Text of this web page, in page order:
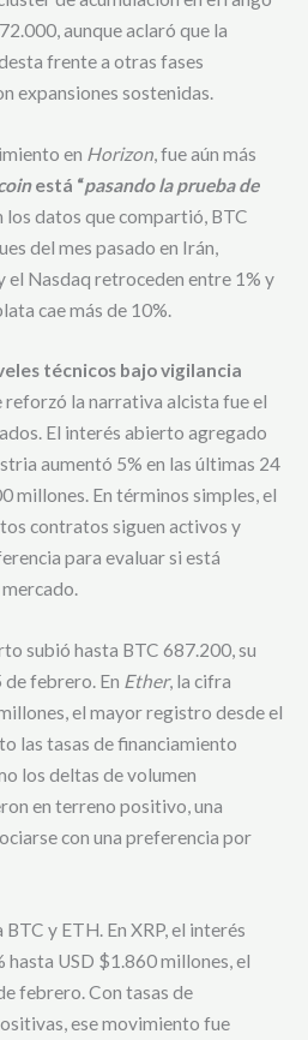
aunque aclaró que la
frente a otras fases
expansiones sostenidas.
en Horizon , fue aún más
está “pasando la prueba de
los datos que compartió, BTC
del mes pasado en Irán,
el Nasdaq retroceden entre 1% y
cae más de 10%.
técnicos bajo vigilancia
reforzó la narrativa alcista fue el
El interés abierto agregado
aumentó 5% en las últimas 24
millones. En términos simples, el
contratos siguen activos y
para evaluar si está
subió hasta BTC 687.200, su
febrero. En Ether, la cifra
el mayor registro desde el
las tasas de financiamiento
los deltas de volumen
en terreno positivo, una
con una preferencia por
y ETH. En XRP, el interés
USD $1.860 millones, el
febrero. Con tasas de
ese movimiento fue